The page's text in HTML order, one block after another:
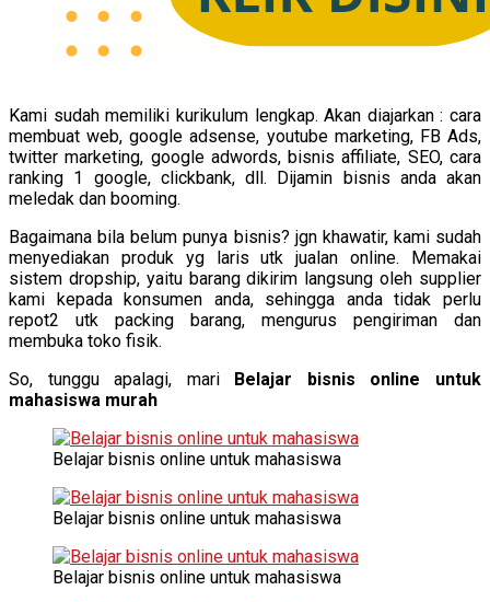
Kami sudah memiliki kurikulum lengkap. Akan diajarkan : cara
membuat web, google adsense, youtube marketing, FB Ads,
twitter marketing, google adwords, bisnis affiliate, SEO, cara
ranking 1 google, clickbank, dll. Dijamin bisnis anda akan
meledak dan booming.
Bagaimana bila belum punya bisnis? jgn khawatir, kami sudah
menyediakan produk yg laris utk jualan online. Memakai
sistem dropship, yaitu barang dikirim langsung oleh supplier
kami kepada konsumen anda, sehingga anda tidak perlu
repot2 utk packing barang, mengurus pengiriman dan
membuka toko fisik.
So, tunggu apalagi, mari Belajar bisnis online untuk
mahasiswa murah
Belajar bisnis online untuk mahasiswa
Belajar bisnis online untuk mahasiswa
Belajar bisnis online untuk mahasiswa